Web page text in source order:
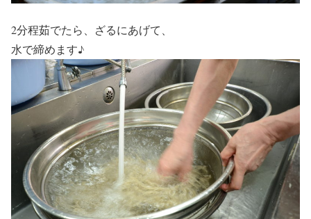
2分程茹でたら、ざるにあげて、
水で締めます♪